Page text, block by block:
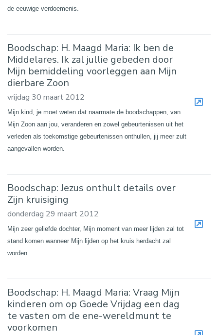
de eeuwige verdoemenis.
Boodschap: H. Maagd Maria: Ik ben de
Middelares. Ik zal jullie gebeden door
Mijn bemiddeling voorleggen aan Mijn
dierbare Zoon
vrijdag 30 maart 2012
Mijn kind, je moet weten dat naarmate de boodschappen, van
Mijn Zoon aan jou, veranderen en zowel gebeurtenissen uit het
verleden als toekomstige gebeurtenissen onthullen, jij meer zult
aangevallen worden.
Boodschap: Jezus onthult details over
Zijn kruisiging
donderdag 29 maart 2012
Mijn zeer geliefde dochter, Mijn moment van meer lijden zal tot
stand komen wanneer Mijn lijden op het kruis herdacht zal
worden.
Boodschap: H. Maagd Maria: Vraag Mijn
kinderen om op Goede Vrijdag een dag
te vasten om de ene-wereldmunt te
voorkomen